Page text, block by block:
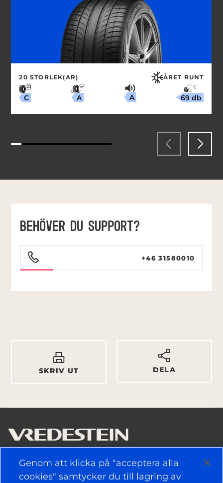
20 STORLEK(AR) ÅRET RUNT
C A A 69 db
BEHÖVER DU SUPPORT?
+46 31580010
SKRIV UT DELA
ANVÄNDBARA LÄNKAR
Genom att klicka på "acceptera alla
cookies" samtycker du till lagring av